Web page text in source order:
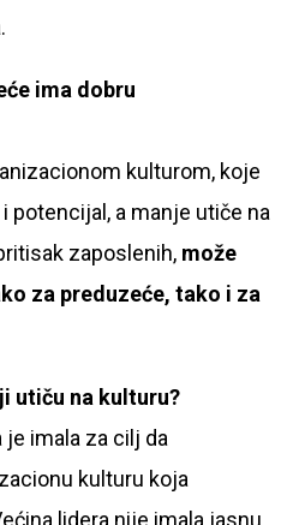
ima dobru
kulturom, koje
potencijal, a manje utiče na
zaposlenih, može
za preduzeće, tako i za
utiču na kulturu?
imala za cilj da
kulturu koja
lidera nije imala jasnu